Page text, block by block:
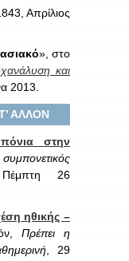
Απρίλιος
», στο
και
2013.
ΑΛΛΟΝ
στην
26
ηθικής –
Πρέπει η
, 29